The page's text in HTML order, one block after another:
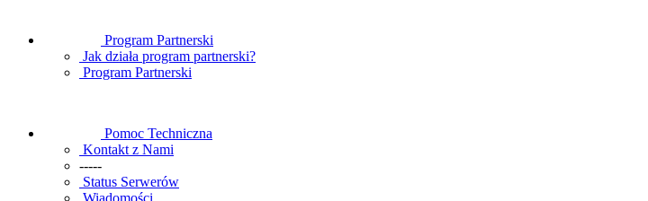
Program Partnerski
Jak działa program partnerski?
Program Partnerski
Pomoc Techniczna
Kontakt z Nami
-----
Status Serwerów
Wiadomości